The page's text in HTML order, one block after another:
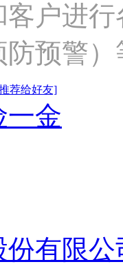
户进
防预警
荐给好友]
一金
份有限公